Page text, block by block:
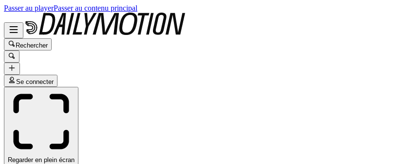
Passer au playerPasser au contenu principal
Rechercher
Se connecter
Regarder en plein écran